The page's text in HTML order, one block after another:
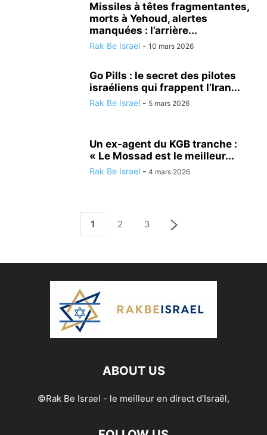
Missiles à têtes fragmentantes,
morts à Yehoud, alertes
manquées : l’arrière...
Rak Be Israel - 10 mars 2026
Go Pills : le secret des pilotes
israéliens qui frappent l’Iran...
Rak Be Israel - 5 mars 2026
Un ex-agent du KGB tranche :
« Le Mossad est le meilleur...
Rak Be Israel - 4 mars 2026
1 2 3
ABOUT US
©Rak Be Israel - le meilleur en direct d'Israël,